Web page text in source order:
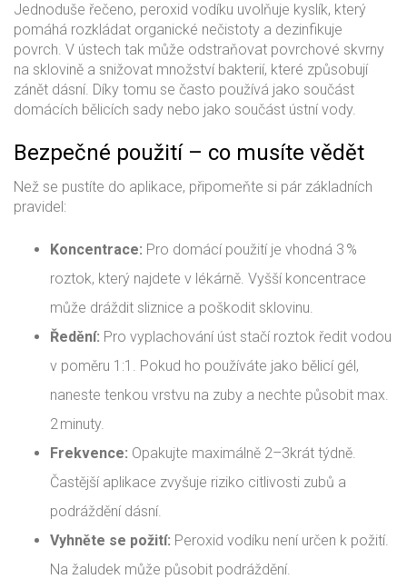
Jednoduše řečeno, peroxid vodíku uvolňuje kyslík, který
pomáhá rozkládat organické nečistoty a dezinfikuje
povrch. V ústech tak může odstraňovat povrchové skvrny
na sklovině a snižovat množství bakterií, které způsobují
zánět dásní. Díky tomu se často používá jako součást
domácích bělicích sady nebo jako součást ústní vody.
Bezpečné použití – co musíte vědět
Než se pustíte do aplikace, připomeňte si pár základních
pravidel:
Koncentrace: Pro domácí použití je vhodná 3 %
roztok, který najdete v lékárně. Vyšší koncentrace
může dráždit sliznice a poškodit sklovinu.
Ředění: Pro vyplachování úst stačí roztok ředit vodou
v poměru 1:1. Pokud ho používáte jako bělicí gél,
naneste tenkou vrstvu na zuby a nechte působit max.
2 minuty.
Frekvence: Opakujte maximálně 2–3krát týdně.
Častější aplikace zvyšuje riziko citlivosti zubů a
podráždění dásní.
Vyhněte se požití: Peroxid vodíku není určen k požití.
Na žaludek může působit podráždění.